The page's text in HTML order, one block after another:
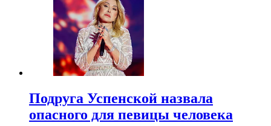
Подруга Успенской назвала
опасного для певицы человека